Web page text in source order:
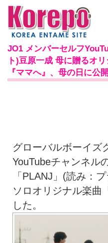
JO1 メンバーセルフ
ト)豆原一成 母に贈るオ
『ママへ』、母の日に公開
グローバルボーイズ
YouTubeチャンネル
「PLANJ」(読み：
ソロオリジナル楽曲
した。